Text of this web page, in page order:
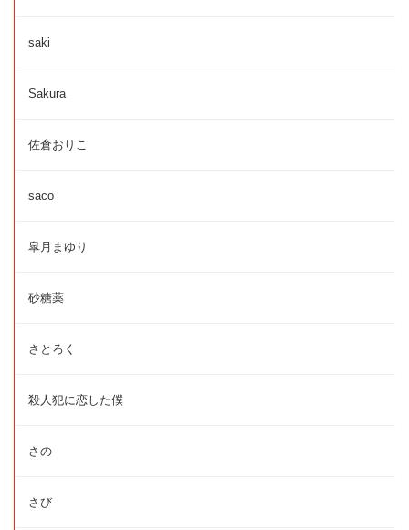
saki
Sakura
佐倉おりこ
saco
皐月まゆり
砂糖薬
さとろく
殺人犯に恋した僕
さの
さび